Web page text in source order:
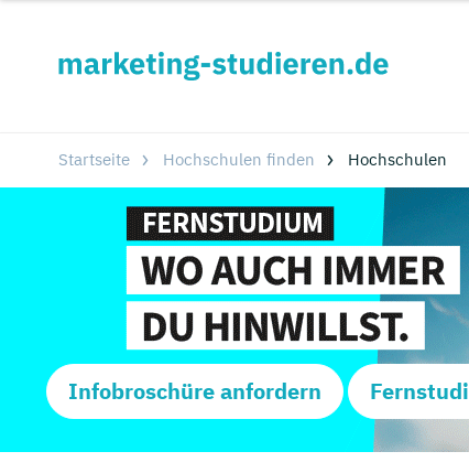
Startseite Hochschulen finden Hochschulen
Infobroschüre anfordern